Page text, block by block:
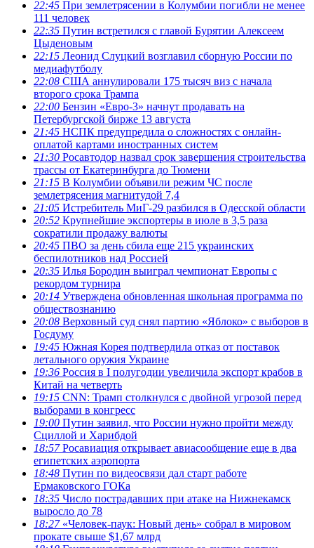
22:45 При землетрясении в Колумбии погибли не менее
111 человек
22:35 Путин встретился с главой Бурятии Алексеем
Цыденовым
22:15 Леонид Слуцкий возглавил сборную России по
медиафутболу
22:08 США аннулировали 175 тысяч виз с начала
второго срока Трампа
22:00 Бензин «Евро-3» начнут продавать на
Петербургской бирже 13 августа
21:45 НСПК предупредила о сложностях с онлайн-
оплатой картами иностранных систем
21:30 Росавтодор назвал срок завершения строительства
трассы от Екатеринбурга до Тюмени
21:15 В Колумбии объявили режим ЧС после
землетрясения магнитудой 7,4
21:05 Истребитель МиГ-29 разбился в Одесской области
20:52 Крупнейшие экспортеры в июле в 3,5 раза
сократили продажу валюты
20:45 ПВО за день сбила еще 215 украинских
беспилотников над Россией
20:35 Илья Бородин выиграл чемпионат Европы с
рекордом турнира
20:14 Утверждена обновленная школьная программа по
обществознанию
20:08 Верховный суд снял партию «Яблоко» с выборов в
Госдуму
19:45 Южная Корея подтвердила отказ от поставок
летального оружия Украине
19:36 Россия в I полугодии увеличила экспорт крабов в
Китай на четверть
19:15 CNN: Трамп столкнулся с двойной угрозой перед
выборами в конгресс
19:00 Путин заявил, что России нужно пройти между
Сциллой и Харибдой
18:57Росавиация открывает авиасообщение еще в два
египетских аэропорта
18:48 Путин по видеосвязи дал старт работе
Ермаковского ГОКа
18:35 Число пострадавших при атаке на Нижнекамск
выросло до 78
18:27«Человек-паук: Новый день» собрал в мировом
прокате свыше $1,67 млрд